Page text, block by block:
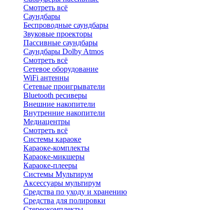
Смотреть всё
Саундбары
Беспроводные саундбары
Звуковые проекторы
Пассивные саундбары
Саундбары Dolby Atmos
Смотреть всё
Сетевое оборудование
WiFi антенны
Сетевые проигрыватели
Bluetooth ресиверы
Внешние накопители
Внутренние накопители
Медиацентры
Смотреть всё
Системы караоке
Караоке-комплекты
Караоке-микшеры
Караоке-плееры
Системы Мультирум
Аксессуары мультирум
Средства по уходу и хранению
Средства для полировки